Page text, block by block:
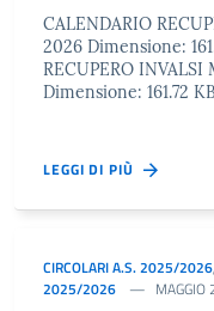
CALENDARIO
2026 Dimensione:
RECUPERO
Dimensione: 161.72
LEGGI DI PIÙ
CIRCOLARI A.S. 2025/2026,
2025/2026